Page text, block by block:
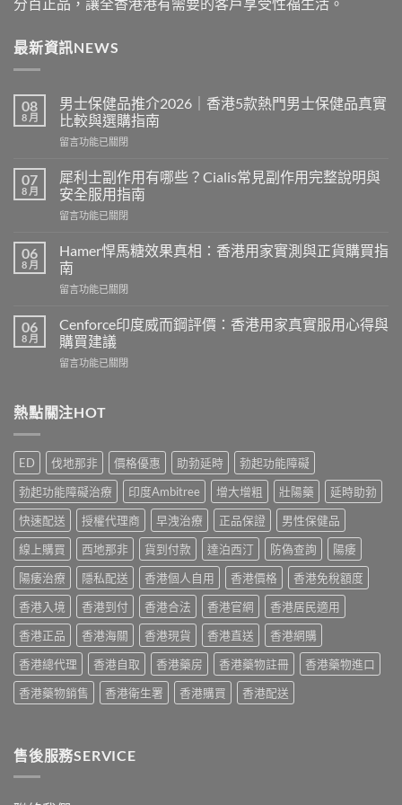
分百正品，讓全香港港有需要的客戶享受性福生活。
最新資訊NEWS
08
8 月
男士保健品推介2026｜香港5款熱門男士保健品真實
比較與選購指南
在
士
保
健
品
介
2026
｜
香
5
款
門
保
真
實
比
較
與
選
購
指
南〉
中
留言功能已關閉
07
8 月
犀利士副作用有哪些？Cialis常見副作用完整說明與
安全服用指南
在
利
士
副
作
有
哪
些？
Cialis
副
完
整
說
明
與
安
全
服
用
指
南〉
中
留言功能已關閉
06
8 月
Hamer悍馬糖效果真相：香港用家實測與正貨購買指
南
在
悍
馬
糖
效
相：
用
家
實
測
與
正
貨
購
買
指
南〉
中
留言功能已關閉
06
8 月
Cenforce印度威而鋼評價：香港用家真實服用心得與
購買建議
在
度
威
鋼
評
價：
香
港
用
家
真
實
服
用
心
得
與
購
買
建
留言功能已關閉
熱點關注HOT
ED 伐地那非 價格優惠 助勃延時
勃起功能障礙
勃起功能障礙治療
印度Ambitree 增大增粗 壯陽藥
延時助勃
快速配送
授權代理商 早洩治療 正品保證
男性保健品
線上購買
西地那非 貨到付款 達泊西汀 防偽查詢
陽痿
陽痿治療
隱私配送 香港個人自用 香港價格
香港免稅額度
香港入境
香港到付 香港合法 香港官網
香港居民適用
香港正品
香港海關 香港現貨 香港直送
香港網購
香港總代理
香港自取 香港藥房 香港藥物註冊
香港藥物進口
香港藥物銷售
香港衛生署 香港購買 香港配送
售後服務SERVICE